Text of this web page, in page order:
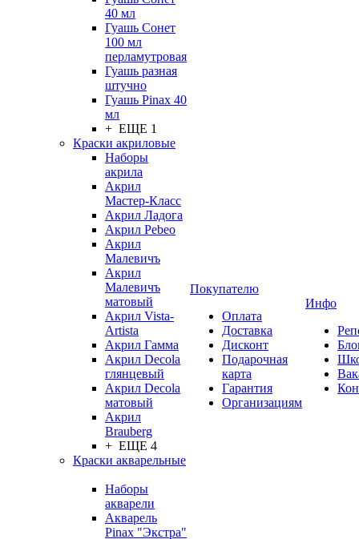
40 мл
Гуашь Сонет
100 мл
перламутровая
Гуашь разная
штучно
Гуашь Pinax 40
мл
+ ЕЩЕ 1
Краски акриловые
Наборы
акрила
Акрил
Мастер-Класс
Акрил Ладога
Акрил Pebeo
Акрил
Малевичъ
Акрил
Малевичъ
матовый
Акрил Vista-
Artista
Акрил Гамма
Акрил Decola
глянцевый
Акрил Decola
матовый
Акрил
Brauberg
+ ЕЩЕ 4
Краски акварельные
Наборы
акварели
Акварель
Pinax "Экстра"
Покупателю
Оплата
Доставка
Дисконт
Подарочная
карта
Гарантия
Организациям
Инфо